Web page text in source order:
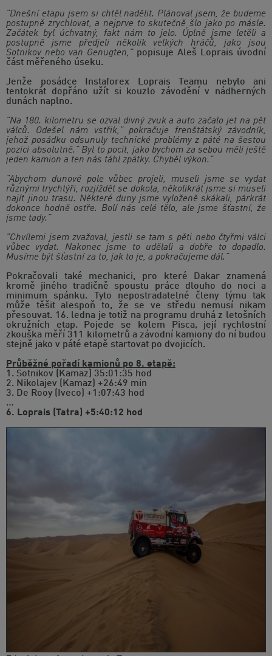
"Dnešní etapu jsem si chtěl nadělit. Plánoval jsem, že budeme
postupně zrychlovat, a nejprve to skutečně šlo jako po másle.
Začátek byl úchvatný, fakt nám to jelo. Úplně jsme letěli a
postupně jsme předjeli několik velkých hráčů, jako jsou
Sotnikov nebo van Genugten," popisuje Aleš Loprais úvodní
část měřeného úseku.
Jenže posádce Instaforex Loprais Teamu nebylo ani
tentokrát dopřáno užít si kouzlo závodění v nádherných
dunách naplno.
"Na 180. kilometru se ozval divný zvuk a auto začalo jet na pět
válců. Odešel nám vstřik," pokračuje frenštátský závodník,
jehož posádku odsunuly technické problémy z páté na šestou
pozici absolutně." Byl to pocit, jako bychom za sebou měli ještě
jeden kamion a ten nás táhl zpátky. Chyběl výkon."
"Abychom dunové pole vůbec projeli, museli jsme se vydat
různými trychtýři, rozjíždět se dokola, několikrát jsme si museli
najít jinou trasu. Některé duny jsme vyloženě skákali, párkrát
dokonce hodně ostře. Bolí nás celé tělo, ale jsme šťastní, že
jsme tady."
"Chvílemi jsem zvažoval, jestli se tam s pěti nebo čtyřmi válci
vůbec vydat. Nakonec jsme to udělali a dobře to dopadlo.
Musíme být šťastní za to, jak to je, a pokračujeme dál."
Pokračovali také mechanici, pro které Dakar znamená
kromě jiného tradičně spoustu práce dlouho do noci a
minimum spánku. Tyto nepostradatelné členy týmu tak
může těšit alespoň to, že se ve středu nemusí nikam
přesouvat. 16. ledna je totiž na programu druhá z letošních
okružních etap. Pojede se kolem Pisca, její rychlostní
zkouška měří 311 kilometrů a závodní kamiony do ní budou
stejně jako v páté etapě startovat po dvojicích.
Průběžné pořadí kamionů po 8. etapě:
1. Sotnikov (Kamaz) 35:01:35 hod
2. Nikolajev (Kamaz) +26:49 min
3. De Rooy (Iveco) +1:07:43 hod
…
6. Loprais (Tatra) +5:40:12 hod